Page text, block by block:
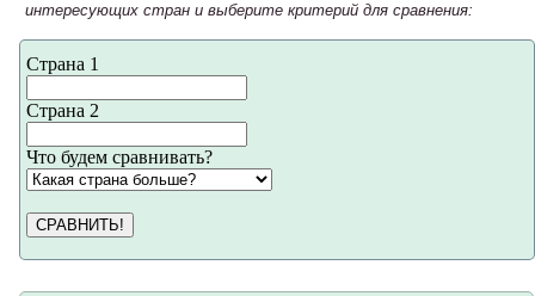
интересующих стран и выберите критерий для сравнения:
Страна 1
Страна 2
Что будем сравнивать?
СРАВНИТЬ!